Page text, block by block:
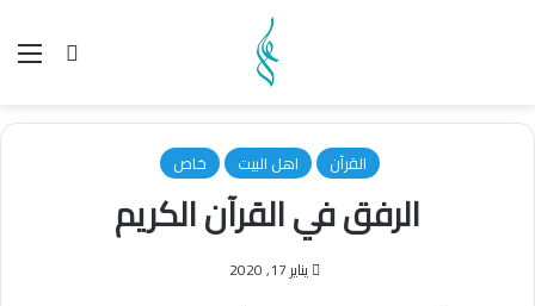
بحث عن
القرآن اهل البیت خاص
الرفق في القرآن الكريم
يناير 17, 2020